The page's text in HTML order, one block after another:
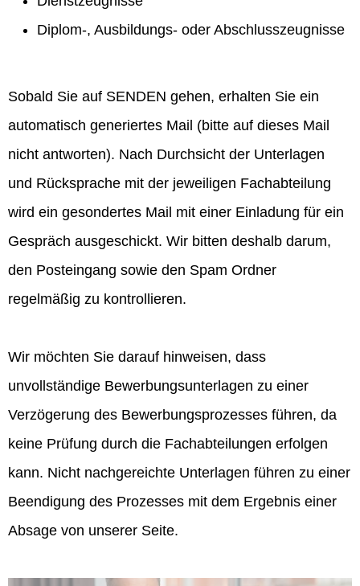
Diplom-, Ausbildungs- oder Abschlusszeugnisse
Sobald Sie auf SENDEN gehen, erhalten Sie ein
automatisch generiertes Mail (bitte auf dieses Mail
nicht antworten). Nach Durchsicht der Unterlagen
und Rücksprache mit der jeweiligen Fachabteilung
wird ein gesondertes Mail mit einer Einladung für ein
Gespräch ausgeschickt. Wir bitten deshalb darum,
den Posteingang sowie den Spam Ordner
regelmäßig zu kontrollieren.
Wir möchten Sie darauf hinweisen, dass
unvollständige Bewerbungsunterlagen zu einer
Verzögerung des Bewerbungsprozesses führen, da
keine Prüfung durch die Fachabteilungen erfolgen
kann. Nicht nachgereichte Unterlagen führen zu einer
Beendigung des Prozesses mit dem Ergebnis einer
Absage von unserer Seite.